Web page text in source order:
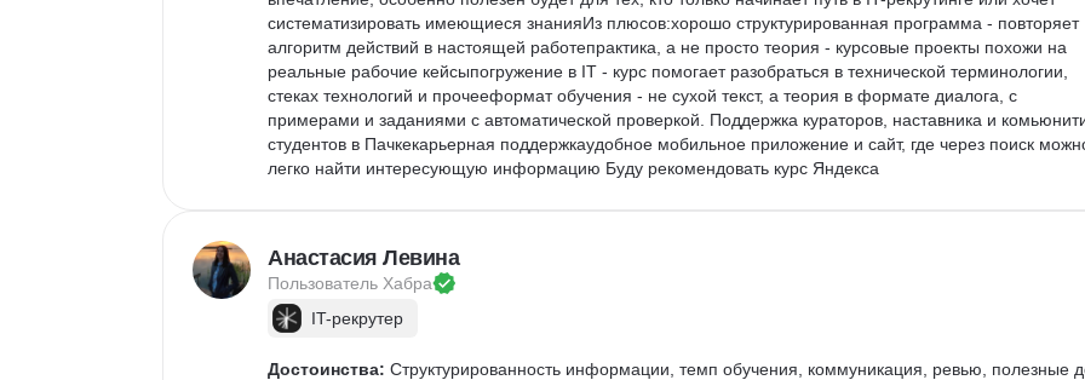
систематизировать имеющиеся знанияИз плюсов:хорошо структурированная программа - повторяет
алгоритм действий в настоящей работепрактика, а не просто теория - курсовые проекты похожи на
реальные рабочие кейсыпогружение в IT - курс помогает разобраться в технической терминологии,
стеках технологий и прочееформат обучения - не сухой текст, а теория в формате диалога, с
примерами и заданиями с автоматической проверкой. Поддержка кураторов, наставника и
студентов в Пачкекарьерная поддержкаудобное мобильное приложение и сайт, где через поиск
легко найти интересующую информацию Буду рекомендовать курс Яндекса
Анастасия Левина
Пользователь Хабра
IT-рекрутер
Достоинства: Структурированность информации, темп обучения, коммуникация, ревью, полезные